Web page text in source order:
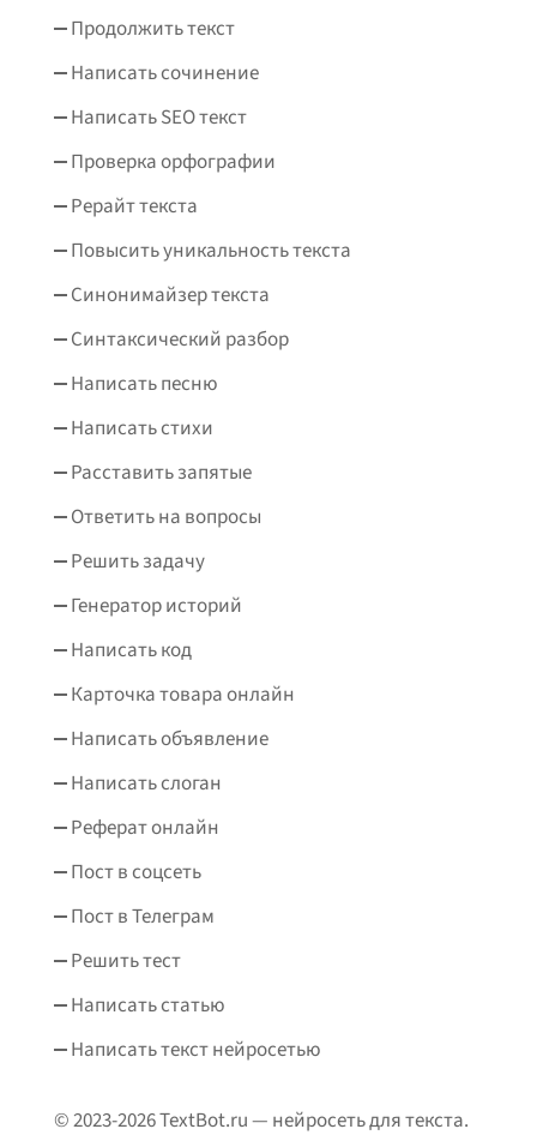
Продолжить текст
Написать сочинение
Написать SEO текст
Проверка орфографии
Рерайт текста
Повысить уникальность текста
Синонимайзер текста
Синтаксический разбор
Написать песню
Написать стихи
Расставить запятые
Ответить на вопросы
Решить задачу
Генератор историй
Написать код
Карточка товара онлайн
Написать объявление
Написать слоган
Реферат онлайн
Пост в соцсеть
Пост в Телеграм
Решить тест
Написать статью
Написать текст нейросетью
© 2023-2026 TextBot.ru — нейросеть для текста.